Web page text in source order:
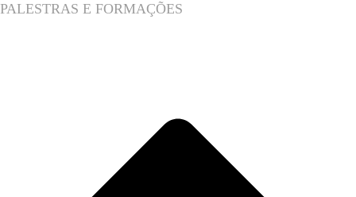
PALESTRAS E FORMAÇÕES